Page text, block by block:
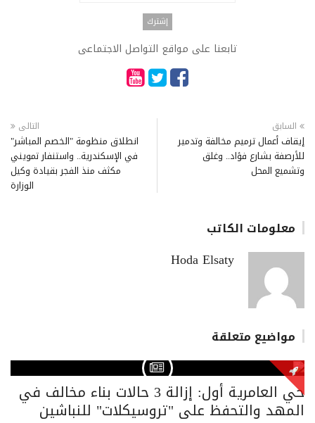
تابعنا على مواقع التواصل الاجتماعى
السابق
إيقاف أعمال ترميم مخالفة وتدمير
للأرصفة بشارع فؤاد.. وغلق
وتشميع المحل
التالى
انطلاق منظومة "الخصم المباشر"
في الإسكندرية.. واستنفار تمويني
مكثف منذ الفجر بقيادة وكيل
الوزارة
معلومات الكاتب
Hoda Elsaty
مواضيع متعلقة
حي العامرية أول: إزالة 3 حالات بناء مخالف في
المهد والتحفظ على "تروسيكلات" للنباشين